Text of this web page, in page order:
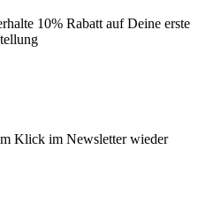
10% Rabatt auf Deine erste
Klick im Newsletter wieder